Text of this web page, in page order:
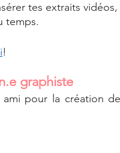
tes extraits
temps.
!
graphiste
pour la création